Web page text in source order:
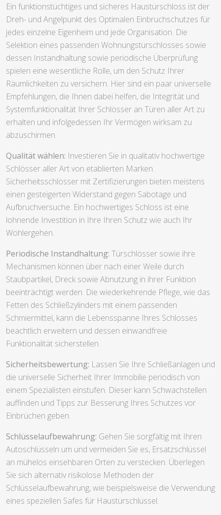
Ein funktionstüchtiges und sicheres Haustürschloss ist der
Dreh- und Angelpunkt des Optimalen Einbruchschutzes für
jedes einzelne Eigenheim und jede Organisation. Die
Selektion eines passenden Wohnungstürschlosses sowie
dessen Instandhaltung sowie periodische Überprüfung
spielen eine wesentliche Rolle, um den Schutz Ihrer
Räumlichkeiten zu versichern. Hier sind ein paar universelle
Empfehlungen, die Ihnen dabei helfen, die Integrität und
Systemfunktionalität Ihrer Schlösser an Türen aller Art zu
erhalten und infolgedessen Ihr Vermögen wirksam zu
abzuschirmen.
Qualität wählen: Investieren Sie in qualitativ hochwertige
Schlösser aller Art von etablierten Marken.
Sicherheitsschlösser mit Zertifizierungen bieten meistens
einen gesteigerten Widerstand gegen Sabotage und
Aufbruchversuche. Ein hochwertiges Schloss ist eine
lohnende Investition in Ihre Ihren Schutz wie auch Ihr
Wohlergehen.
Periodische Instandhaltung: Türschlösser sowie ihre
Mechanismen können über nach einer Weile durch
Staubpartikel, Dreck sowie Abnutzung in ihrer Funktion
beeinträchtigt werden. Die wiederkehrende Pflege, wie das
Fetten des Schließzylinders mit einem passenden
Schmiermittel, kann die Lebensspanne Ihres Schlosses
beachtlich erweitern und dessen einwandfreie
Funktionalität sicherstellen.
Sicherheitsbewertung: Lassen Sie Ihre Schließanlagen und
die universelle Sicherheit Ihrer Immobilie periodisch von
einem Spezialisten einstufen. Dieser kann Schwachstellen
auffinden und Tipps zur Besserung Ihres Schutzes vor
Einbrüchen geben.
Schlüsselaufbewahrung: Gehen Sie sorgfältig mit Ihren
Autoschlüsseln um und vermeiden Sie es, Ersatzschlüssel
an mühelos einsehbaren Orten zu verstecken. Überlegen
Sie sich alternativ risikolose Methoden der
Schlüsselaufbewahrung, wie beispielsweise die Verwendung
eines speziellen Safes für Haustürschlüssel.